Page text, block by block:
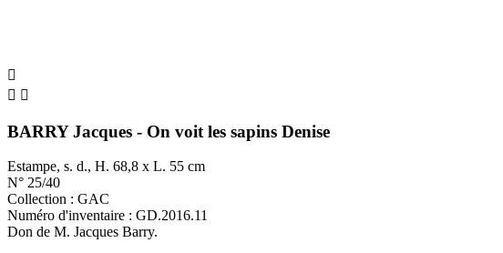

 
BARRY Jacques - On voit les sapins Denise
Estampe, s. d., H. 68,8 x L. 55 cm
N° 25/40
Collection : GAC
Numéro d'inventaire : GD.2016.11
Don de M. Jacques Barry.